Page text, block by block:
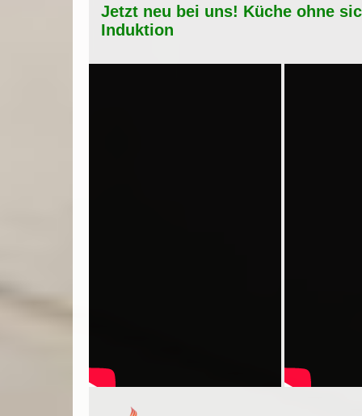
Jetzt neu bei uns! Küche ohne
Induktion